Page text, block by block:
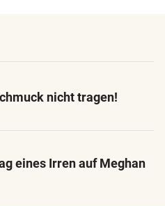
nicht tragen!
eines Irren auf Meghan